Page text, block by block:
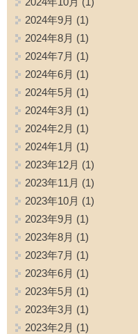
2024年9月 (1)
2024年8月 (1)
2024年7月 (1)
2024年6月 (1)
2024年5月 (1)
2024年3月 (1)
2024年2月 (1)
2024年1月 (1)
2023年12月 (1)
2023年11月 (1)
2023年10月 (1)
2023年9月 (1)
2023年8月 (1)
2023年7月 (1)
2023年6月 (1)
2023年5月 (1)
2023年3月 (1)
2023年2月 (1)